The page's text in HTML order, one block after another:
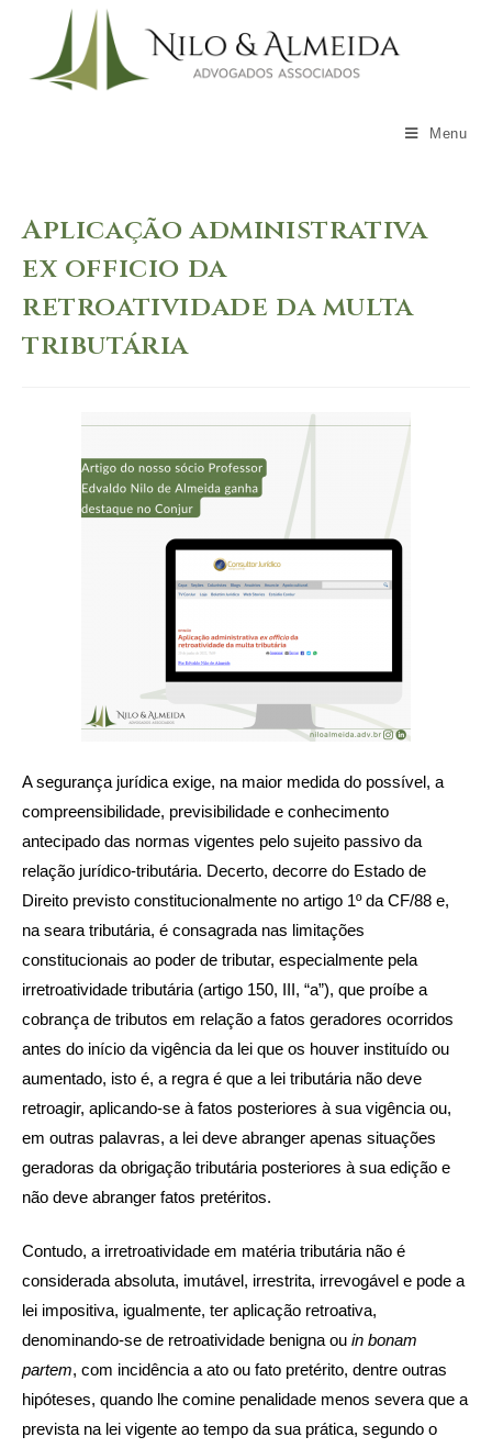
content
Menu
Aplicação administrativa
ex officio da
retroatividade da multa
tributária
A segurança jurídica exige, na maior medida do possível, a
compreensibilidade, previsibilidade e conhecimento
antecipado das normas vigentes pelo sujeito passivo da
relação jurídico-tributária. Decerto, decorre do Estado de
Direito previsto constitucionalmente no artigo 1º da CF/88 e,
na seara tributária, é consagrada nas limitações
constitucionais ao poder de tributar, especialmente pela
irretroatividade tributária (artigo 150, III, “a”), que proíbe a
cobrança de tributos em relação a fatos geradores ocorridos
antes do início da vigência da lei que os houver instituído ou
aumentado, isto é, a regra é que a lei tributária não deve
retroagir, aplicando-se à fatos posteriores à sua vigência ou,
em outras palavras, a lei deve abranger apenas situações
geradoras da obrigação tributária posteriores à sua edição e
não deve abranger fatos pretéritos.
Contudo, a irretroatividade em matéria tributária não é
considerada absoluta, imutável, irrestrita, irrevogável e pode a
lei impositiva, igualmente, ter aplicação retroativa,
denominando-se de retroatividade benigna ou in bonam
partem, com incidência a ato ou fato pretérito, dentre outras
hipóteses, quando lhe comine penalidade menos severa que a
prevista na lei vigente ao tempo da sua prática, segundo o